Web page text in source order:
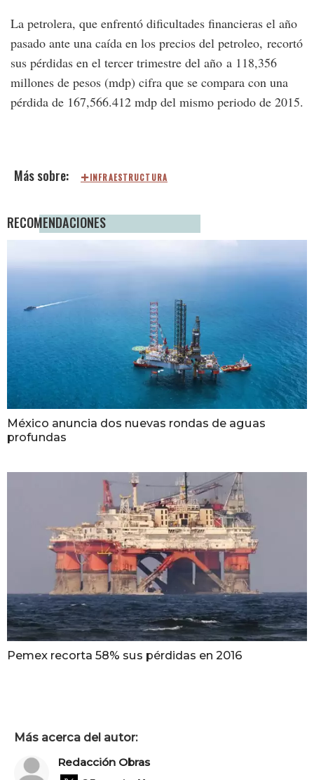
La petrolera, que enfrentó dificultades financieras el año
pasado ante una caída en los precios del petroleo, recortó
sus pérdidas en el tercer trimestre del año a 118,356
millones de pesos (mdp) cifra que se compara con una
pérdida de 167,566.412 mdp del mismo periodo de 2015.
INFRAESTRUCTURA
RECOMENDACIONES
México anuncia dos nuevas rondas de aguas
profundas
Pemex recorta 58% sus pérdidas en 2016
Más acerca del autor:
Redacción Obras